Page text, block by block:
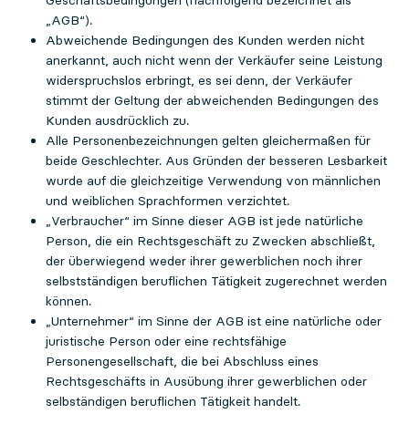
„AGB“).
Abweichende Bedingungen des Kunden werden nicht
anerkannt, auch nicht wenn der Verkäufer seine Leistung
widerspruchslos erbringt, es sei denn, der Verkäufer
stimmt der Geltung der abweichenden Bedingungen des
Kunden ausdrücklich zu.
Alle Personenbezeichnungen gelten gleichermaßen für
beide Geschlechter. Aus Gründen der besseren Lesbarkeit
wurde auf die gleichzeitige Verwendung von männlichen
und weiblichen Sprachformen verzichtet.
„Verbraucher“ im Sinne dieser AGB ist jede natürliche
Person, die ein Rechtsgeschäft zu Zwecken abschließt,
der überwiegend weder ihrer gewerblichen noch ihrer
selbstständigen beruflichen Tätigkeit zugerechnet werden
können.
„Unternehmer“ im Sinne der AGB ist eine natürliche oder
juristische Person oder eine rechtsfähige
Personengesellschaft, die bei Abschluss eines
Rechtsgeschäfts in Ausübung ihrer gewerblichen oder
selbständigen beruflichen Tätigkeit handelt.